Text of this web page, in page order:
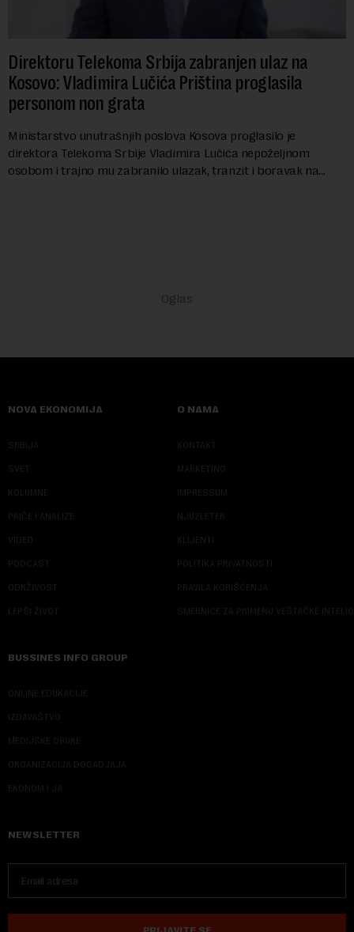
Direktoru Telekoma Srbija zabranjen ulaz na
Kosovo: Vladimira Lučića Priština proglasila
personom non grata
Ministarstvo unutrašnjih poslova Kosova proglasilo je
direktora Telekoma Srbije Vladimira Lučića nepoželjnom
osobom i trajno mu zabranilo ulazak, tranzit i boravak na
NOVA EKONOMIJA
SRBIJA
SVET
KOLUMNE
PRIČE I ANALIZE
VIDEO
PODCAST
ODRŽIVOST
LEPŠI ŽIVOT
O NAMA
KONTAKT
MARKETING
IMPRESSUM
NJUZLETER
KLIJENTI
POLITIKA PRIVATNOSTI
PRAVILA KORIŠĆENJA
SMERNICE ZA PRIMENU VEŠTAČKE
BUSSINES INFO GROUP
ONLINE EDUKACIJE
IZDAVAŠTVO
MEDIJSKE OBUKE
ORGANIZACIJA DOGADJAJA
EKONOM I JA
NEWSLETTER